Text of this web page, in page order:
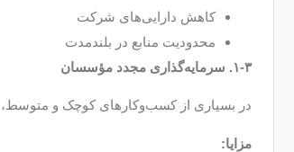
کاهش دارایی‌های شرکت
محدودیت منابع در بلندمدت
۱-۳. سرمایه‌گذاری مجدد مؤسسان
در بسیاری از کسب‌وکارهای کوچک و
مزایا: